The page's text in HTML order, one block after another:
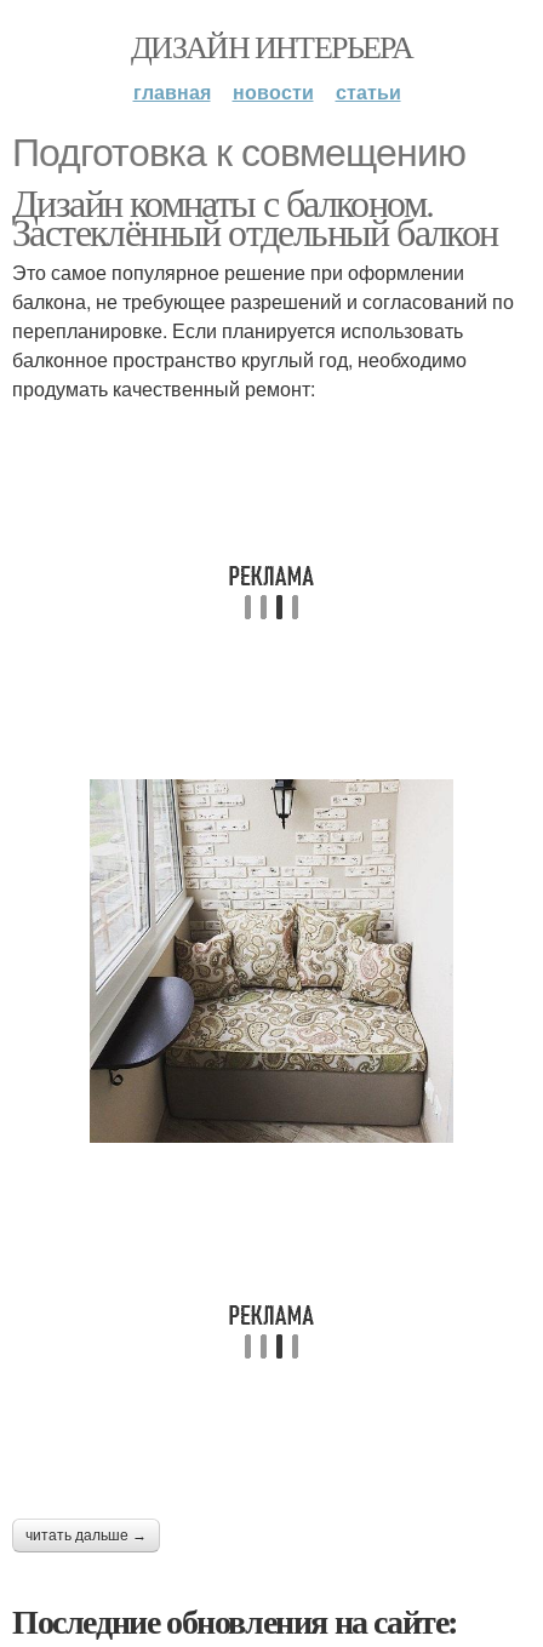
ДИЗАЙН ИНТЕРЬЕРА
главная новости статьи
Подготовка к совмещению
Дизайн комнаты с балконом.
Застеклённый отдельный балкон
Это самое популярное решение при оформлении
балкона, не требующее разрешений и согласований по
перепланировке. Если планируется использовать
балконное пространство круглый год, необходимо
продумать качественный ремонт:
читать дальше →
Последние обновления на сайте: